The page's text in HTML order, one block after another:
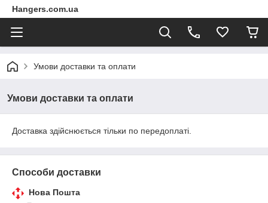
Hangers.com.ua
Умови доставки та оплати
Умови доставки та оплати
Доставка здійснюється тільки по передоплаті.
Способи доставки
Нова Пошта